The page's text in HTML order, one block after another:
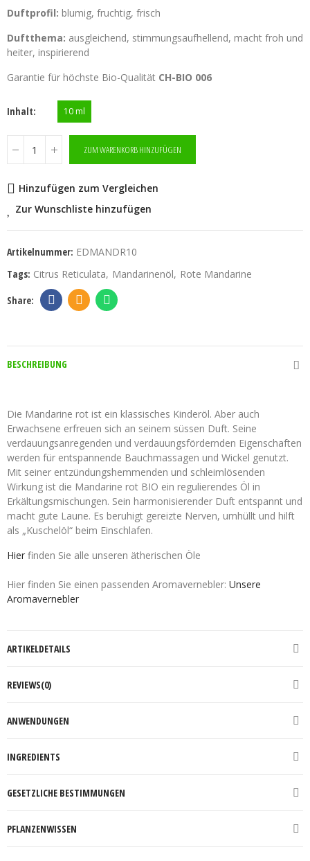
Duftprofil: blumig, fruchtig, frisch
Duftthema: ausgleichend, stimmungsaufhellend, macht froh und
heiter, inspirierend
Garantie für höchste Bio-Qualität CH-BIO 006
Inhalt 10 ml
ZUM WARENKORB HINZUFÜGEN
Hinzufügen zum Vergleichen
Zur Wunschliste hinzufügen
Artikelnummer: EDMANDR10
Tags: Citrus Reticulata Mandarinenöl Rote Mandarine
BESCHREIBUNG
Die Mandarine rot ist ein klassisches Kinderöl. Aber auch
Erwachsene erfreuen sich an seinem süssen Duft. Seine
verdauungsanregenden und verdauungsfördernden Eigenschaften
werden für entspannende Bauchmassagen und Wickel genutzt.
Mit seiner entzündungshemmenden und schleimlösenden
Wirkung ist die Mandarine rot BIO ein regulierendes Öl in
Erkältungsmischungen. Sein harmonisierender Duft entspannt und
macht gute Laune. Es beruhigt gereizte Nerven, umhüllt und hilft
als „Kuschelöl“ beim Einschlafen.
Hier finden Sie alle unseren ätherischen Öle
Hier finden Sie einen passenden Aromavernebler: Unsere
Aromavernebler
ARTIKELDETAILS
REVIEWS(0)
ANWENDUNGEN
INGREDIENTS
GESETZLICHE BESTIMMUNGEN
PFLANZENWISSEN